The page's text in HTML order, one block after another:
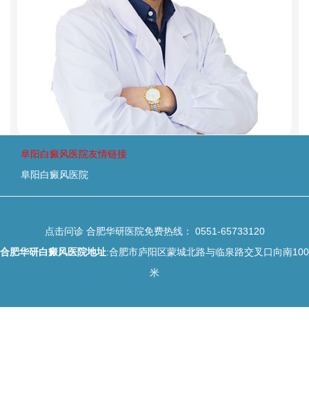
阜阳白癜风医院友情链接
阜阳白癜风医院
点击问诊合肥华研医院免费热线： 0551-65733120
合肥华研白癜风医院地址:合肥市庐阳区蒙城北路与临泉路交叉口向南100
米